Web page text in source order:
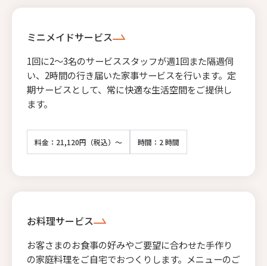
ミニメイドサービス
1回に2〜3名のサービススタッフが週1回また隔週伺
い、2時間の行き届いた家事サービスを行います。定
期サービスとして、常に快適な生活空間をご提供し
ます。
料金：21,120円（税込）～ 時間：2 時間
お料理サービス
お客さまのお食事の好みやご要望に合わせた手作り
の家庭料理をご自宅でおつくりします。メニューのご